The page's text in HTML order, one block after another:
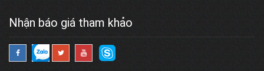
Nhận báo giá tham khảo